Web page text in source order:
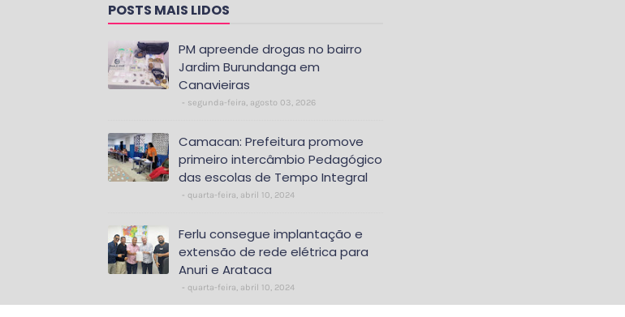
POSTS MAIS LIDOS
PM apreende drogas no bairro
Jardim Burundanga em
Canavieiras
segunda-feira, agosto 03, 2026
Camacan: Prefeitura promove
primeiro intercâmbio Pedagógico
das escolas de Tempo Integral
quarta-feira, abril 10, 2024
Ferlu consegue implantação e
extensão de rede elétrica para
Anuri e Arataca
quarta-feira, abril 10, 2024